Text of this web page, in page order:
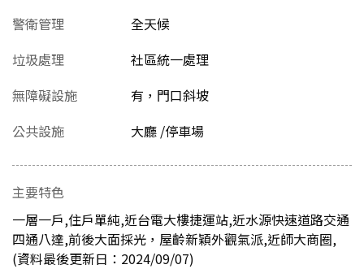
警衛管理
全天候
垃圾處理
社區統一處理
無障礙設施
有，門口斜坡
公共設施
大廳 /停車場
主要特色
一層一戶,住戶單純,近台電大樓捷運站,近水源快速道路交通
四通八達,前後大面採光，屋齡新穎外觀氣派,近師大商圈,
(資料最後更新日：2024/09/07)